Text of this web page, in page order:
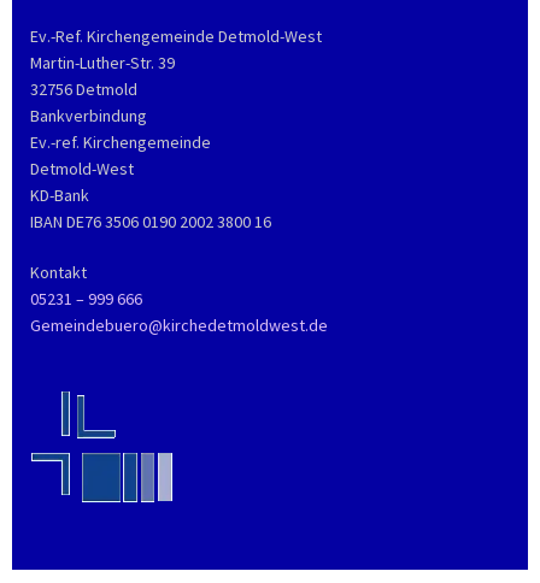
Ev.-Ref. Kirchengemeinde Detmold-West
Martin-Luther-Str. 39
32756 Detmold
Bankverbindung
Ev.-ref. Kirchengemeinde
Detmold-West
KD-Bank
IBAN DE76 3506 0190 2002 3800 16
Kontakt
05231 – 999 666
Gemeindebuero@kirchedetmoldwest.de